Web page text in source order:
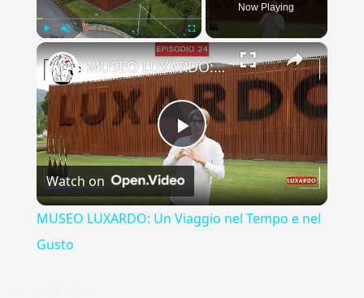
Fullscreen
Now Playing
×
Play
Video
MUSEO LUXARDO: Un Viaggio nel Tempo e nel Gusto
Watch on
MUSEO LUXARDO: Un Viaggio nel Tempo e nel
Gusto